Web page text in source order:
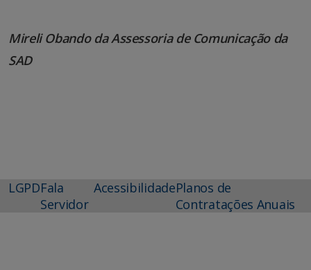
Mireli Obando da Assessoria de Comunicação da
SAD
LGPDFala
Servidor
AcessibilidadePlanos de
Contratações Anuais